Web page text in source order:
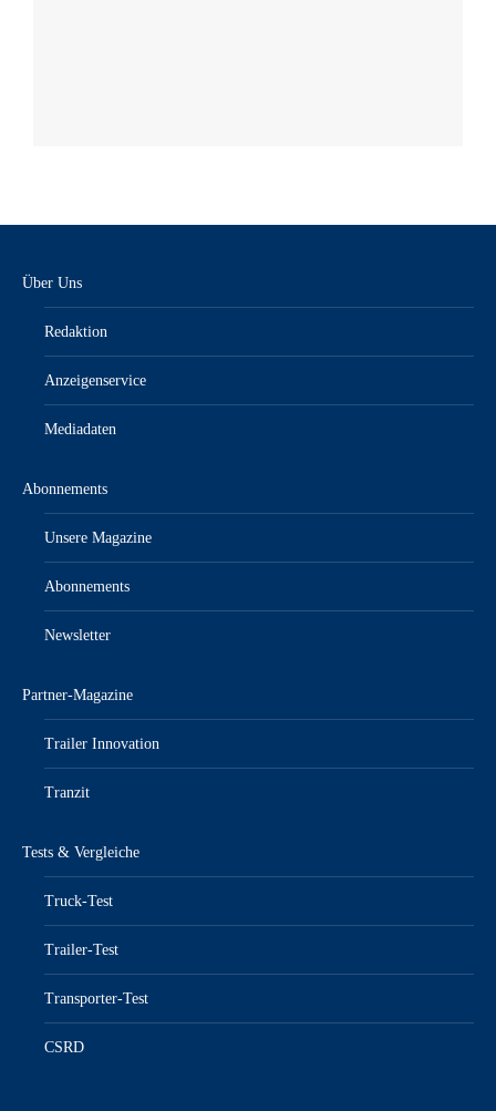
Über Uns
Redaktion
Anzeigenservice
Mediadaten
Abonnements
Unsere Magazine
Abonnements
Newsletter
Partner-Magazine
Trailer Innovation
Tranzit
Tests & Vergleiche
Truck-Test
Trailer-Test
Transporter-Test
CSRD